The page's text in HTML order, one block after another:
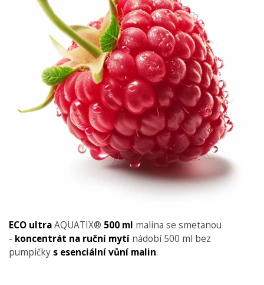
ECO ultraAQUATIX® 500 ml malina se smetanou
- koncentrát na ruční mytí nádobí 500 ml bez
pumpičky s esenciální vůní malin.